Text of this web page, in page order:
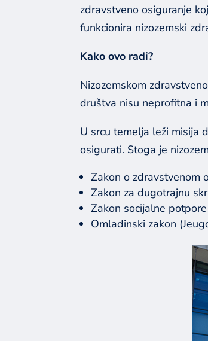
zdravstveno osiguranje
funkcionira nizozemski
Kako ovo radi?
Nizozemskom
društva nisu neprofitna i
U srcu temelja leži misija
osigurati. Stoga je
Zakon o zdravstvenom
Zakon za dugotrajnu
Zakon socijalne
Omladinski zakon